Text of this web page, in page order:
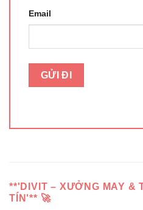
Email
**'DIVIT – XƯỞNG MAY &
TÍN'** 🚀